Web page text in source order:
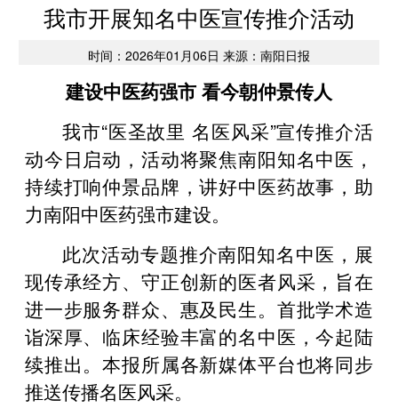
我市开展知名中医宣传推介活动
时间：2026年01月06日 来源：南阳日报
建设中医药强市 看今朝仲景传人
我市“医圣故里 名医风采”宣传推介活
动今日启动，活动将聚焦南阳知名中医，
持续打响仲景品牌，讲好中医药故事，助
力南阳中医药强市建设。
此次活动专题推介南阳知名中医，展
现传承经方、守正创新的医者风采，旨在
进一步服务群众、惠及民生。首批学术造
诣深厚、临床经验丰富的名中医，今起陆
续推出。本报所属各新媒体平台也将同步
推送传播名医风采。